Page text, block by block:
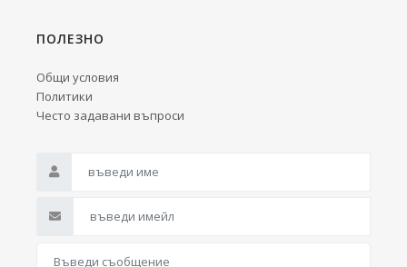
ПОЛЕЗНО
Общи условия
Политики
Често задавани въпроси